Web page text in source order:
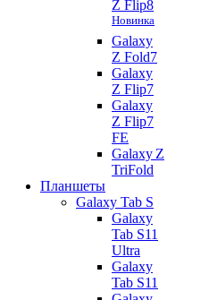
Z Flip8
Новинка
Galaxy
Z Fold7
Galaxy
Z Flip7
Galaxy
Z Flip7
FE
Galaxy Z
TriFold
Планшеты
Galaxy Tab S
Galaxy
Tab S11
Ultra
Galaxy
Tab S11